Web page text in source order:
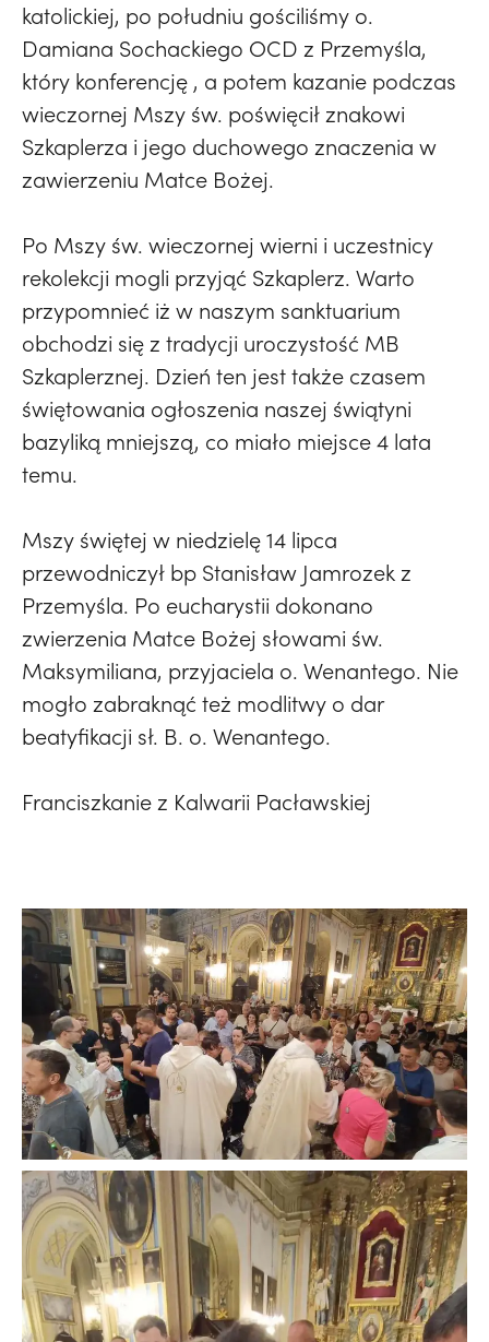
katolickiej, po południu gościliśmy o.
Damiana Sochackiego OCD z Przemyśla,
który konferencję , a potem kazanie podczas
wieczornej Mszy św. poświęcił znakowi
Szkaplerza i jego duchowego znaczenia w
zawierzeniu Matce Bożej.
Po Mszy św. wieczornej wierni i uczestnicy
rekolekcji mogli przyjąć Szkaplerz. Warto
przypomnieć iż w naszym sanktuarium
obchodzi się z tradycji uroczystość MB
Szkaplerznej. Dzień ten jest także czasem
świętowania ogłoszenia naszej świątyni
bazyliką mniejszą, co miało miejsce 4 lata
temu.
Mszy świętej w niedzielę 14 lipca
przewodniczył bp Stanisław Jamrozek z
Przemyśla. Po eucharystii dokonano
zwierzenia Matce Bożej słowami św.
Maksymiliana, przyjaciela o. Wenantego. Nie
mogło zabraknąć też modlitwy o dar
beatyfikacji sł. B. o. Wenantego.
Franciszkanie z Kalwarii Pacławskiej